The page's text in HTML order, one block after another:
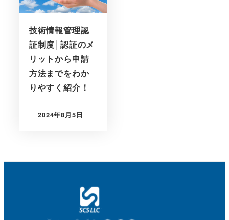
技術情報管理認
証制度│認証のメ
リットから申請
方法までをわか
りやすく紹介！
2024年8月5日